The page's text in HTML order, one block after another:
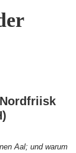
Nordfriisk
Aal; und warum